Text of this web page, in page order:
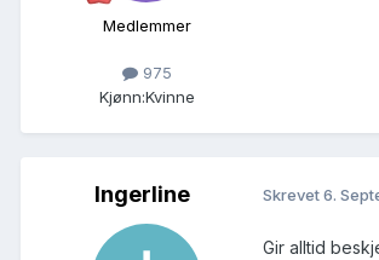
Medlemmer
975
Kjønn:Kvinne
Ingerline Skrevet6.
Gir alltid